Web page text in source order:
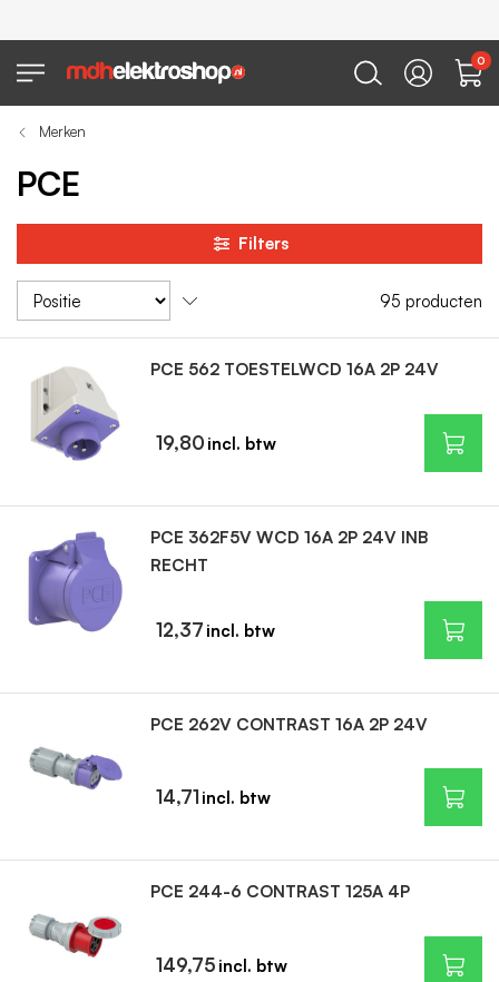
0
Merken
PCE
Filters
95 producten
PCE 562 TOESTELWCD 16A 2P 24V
19,80
PCE 362F5V WCD 16A 2P 24V INB
RECHT
12,37
PCE 262V CONTRAST 16A 2P 24V
14,71
PCE 244-6 CONTRAST 125A 4P
149,75